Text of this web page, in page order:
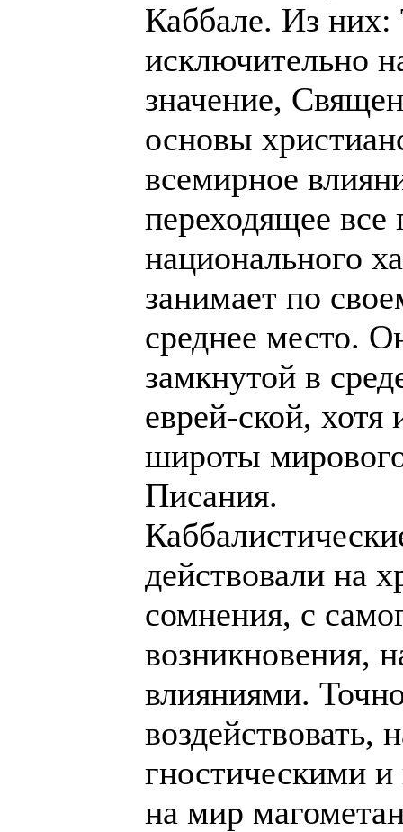
Каббале. Из них:
исключительно
значение,
основы
всемирное
переходящее все
национального
занимает по
среднее место.
замкнутой в
еврей-ской, хотя
широты
Писания.
действовали на
сомнения, с
возникновения,
влияниями.
воздействовать,
гностическими
на мир